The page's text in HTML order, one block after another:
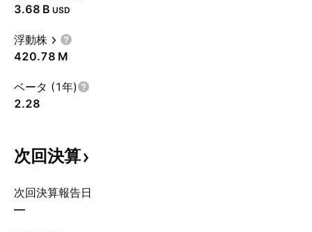
‪3.68 B‬ USD
浮動株
‪420.78 M‬
ベータ (1年)
2.28
次回決算
次回決算報告日
—